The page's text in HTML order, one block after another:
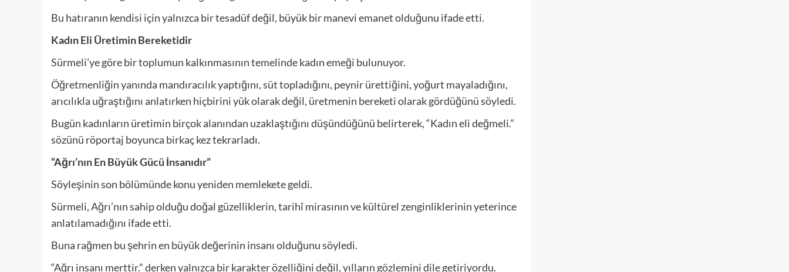
Bu hatıranın kendisi için yalnızca bir tesadüf değil, büyük bir manevi emanet olduğunu ifade etti.
Kadın Eli Üretimin Bereketidir
Sürmeli’ye göre bir toplumun kalkınmasının temelinde kadın emeği bulunuyor.
Öğretmenliğin yanında mandıracılık yaptığını, süt topladığını, peynir ürettiğini, yoğurt mayaladığını,
arıcılıkla uğraştığını anlatırken hiçbirini yük olarak değil, üretmenin bereketi olarak gördüğünü söyledi.
Bugün kadınların üretimin birçok alanından uzaklaştığını düşündüğünü belirterek, “Kadın eli değmeli.”
sözünü röportaj boyunca birkaç kez tekrarladı.
“Ağrı’nın En Büyük Gücü İnsanıdır”
Söyleşinin son bölümünde konu yeniden memlekete geldi.
Sürmeli, Ağrı’nın sahip olduğu doğal güzelliklerin, tarihî mirasının ve kültürel zenginliklerinin yeterince
anlatılamadığını ifade etti.
Buna rağmen bu şehrin en büyük değerinin insanı olduğunu söyledi.
“Ağrı insanı merttir.” derken yalnızca bir karakter özelliğini değil, yılların gözlemini dile getiriyordu.